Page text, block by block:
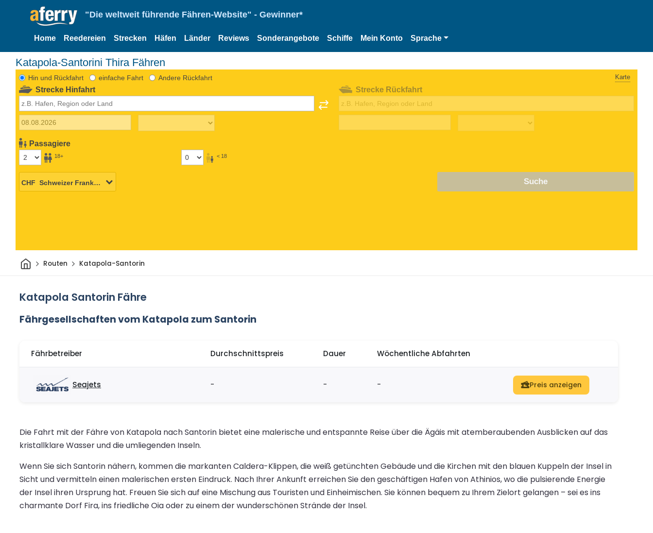
"Die weltweit führende Fähren-Website" - Gewinner*
Home Reedereien Strecken Häfen Länder Reviews Sonderangebote Schiffe Mein Konto Sprache
Katapola-Santorini Thira Fähren
Hin und Rückfahrt einfache Fahrt Andere Rückfahrt Karte
Strecke Hinfahrt
Passagiere
18+ < 18
Strecke Rückfahrt
Suche
HeimRouten Katapola-Santorin
Katapola Santorin Fähre
Fährgesellschaften vom Katapola zum Santorin
Fährbetreiber Durchschnittspreis Dauer Wöchentliche Abfahrten
Seajets - - - Preis anzeigen
Die Fahrt mit der Fähre von Katapola nach Santorin bietet eine malerische und entspannte Reise über die Ägäis mit atemberaubenden Ausblicken auf das
kristallklare Wasser und die umliegenden Inseln.
Wenn Sie sich Santorin nähern, kommen die markanten Caldera-Klippen, die weiß getünchten Gebäude und die Kirchen mit den blauen Kuppeln der Insel in
Sicht und vermitteln einen malerischen ersten Eindruck. Nach Ihrer Ankunft erreichen Sie den geschäftigen Hafen von Athinios, wo die pulsierende Energie
der Insel ihren Ursprung hat. Freuen Sie sich auf eine Mischung aus Touristen und Einheimischen. Sie können bequem zu Ihrem Zielort gelangen – sei es ins
charmante Dorf Fira, ins friedliche Oia oder zu einem der wunderschönen Strände der Insel.